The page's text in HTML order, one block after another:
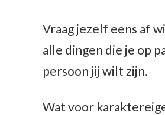
Vraag jezelf eens af
alle dingen die je op
persoon jij wilt zijn.
Wat voor